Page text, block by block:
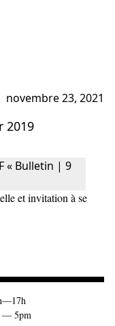
novembre 23, 2021
2019
et invitation à se
— 5pm